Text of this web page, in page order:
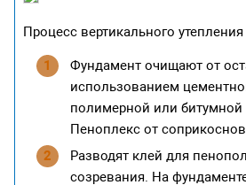
Процесс вертикального
Фундамент очищают от
использованием
полимерной или битумной
Пеноплекс от
Разводят клей для
созревания. На